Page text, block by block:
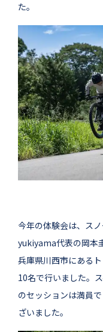
た。
今年の体験会は、ス
yukiyama代表の岡本
兵庫県川西市にある
10名で行いました。
のセッションは満員
ざいました。